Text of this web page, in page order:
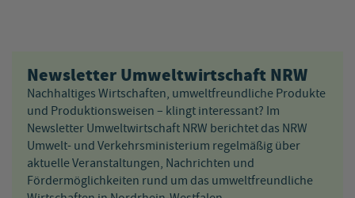
Newsletter Umweltwirtschaft NRW
Nachhaltiges Wirtschaften, umweltfreundliche Produkte
und Produktionsweisen – klingt interessant? Im
Newsletter Umweltwirtschaft NRW berichtet das NRW
Umwelt- und Verkehrsministerium regelmäßig über
aktuelle Veranstaltungen, Nachrichten und
Fördermöglichkeiten rund um das umweltfreundliche